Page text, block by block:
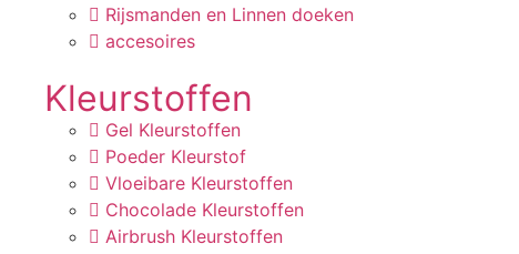
Rijsmanden en Linnen doeken
accesoires
Kleurstoffen
Gel Kleurstoffen
Poeder Kleurstof
Vloeibare Kleurstoffen
Chocolade Kleurstoffen
Airbrush Kleurstoffen